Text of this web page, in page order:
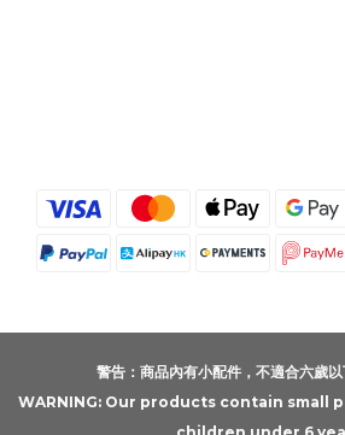
警告：商品內有小配件，不適合六歲以
WARNING: Our products contain small